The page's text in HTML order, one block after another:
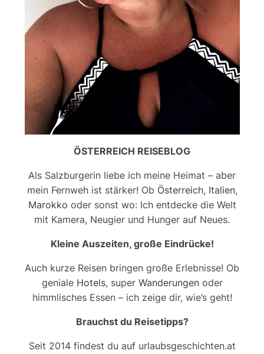
ÖSTERREICH REISEBLOG
Als Salzburgerin liebe ich meine Heimat – aber
mein Fernweh ist stärker! Ob Österreich, Italien,
Marokko oder sonst wo: Ich entdecke die Welt
mit Kamera, Neugier und Hunger auf Neues.
Kleine Auszeiten, große Eindrücke!
Auch kurze Reisen bringen große Erlebnisse! Ob
geniale Hotels, super Wanderungenoder
himmlisches Essen – ich zeige dir, wie’s geht!
Brauchst du Reisetipps?
Seit 2014 findest du auf urlaubsgeschichten.at